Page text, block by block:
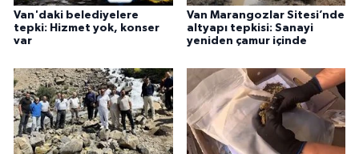
Van'daki belediyelere
tepki: Hizmet yok, konser
var
Van Marangozlar Sitesi’nde
altyapı tepkisi: Sanayi
yeniden çamur içinde